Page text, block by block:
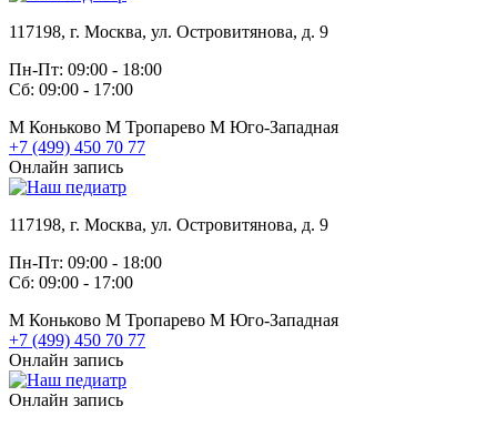
117198, г. Москва, ул. Островитянова, д. 9
Пн-Пт: 09:00 - 18:00
Сб: 09:00 - 17:00
М Коньково М Тропарево М Юго-Западная
+7 (499) 450 70 77
Онлайн запись
117198, г. Москва, ул. Островитянова, д. 9
Пн-Пт: 09:00 - 18:00
Сб: 09:00 - 17:00
М Коньково М Тропарево М Юго-Западная
+7 (499) 450 70 77
Онлайн запись
Онлайн запись